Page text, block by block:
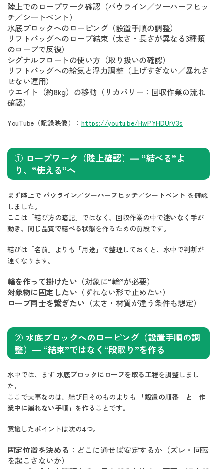
陸上でのロープワーク確認（バウライン／ツーハーフヒッ
チ／シートベント）
水底ブロックへのローピング（設置手順の調整）
リフトバッグへのロープ結束（太さ・長さが異なる3種類
のロープで反復）
シグナルフロートの使い方（取り扱いの確認）
リフトバッグへの給気と浮力調整（上げすぎない／暴れさ
せない運用）
ウエイト（約8kg）の移動（リカバリー：回収作業の流れ
確認）
YouTube（記録映像）： https://youtu.be/HwPYHDUrV3s
① ロープワーク（陸上確認）— “結べる”よ
り、“使える”へ
まず陸上で バウライン／ツーハーフヒッチ／シートベント を確認
しました。
ここは「結び方の暗記」ではなく、回収作業の中で迷いなく手が
動き、同じ品質で結べる状態を作るための前段です。
結びは「名前」よりも「用途」で整理しておくと、水中で判断が
速くなります。
輪を作って掛けたい （対象に“輪”が必要）
対象物に固定したい （ずれない形で止めたい）
ロープ同士を繋ぎたい （太さ・材質が違う条件も想定）
② 水底ブロックへのローピング（設置手順の調
整）— “結束”ではなく“段取り”を作る
水中では、まず 水底ブロックにロープを取る工程を調整しまし
た。
ここで大事なのは、結び目そのものよりも
「設置の順番」と「作
業中に崩れない手順」 を作ることです。
意識したポイントは次の4つ。
固定位置を決める ：どこに通せば安定するか（ズレ・回転
を起こさないか）